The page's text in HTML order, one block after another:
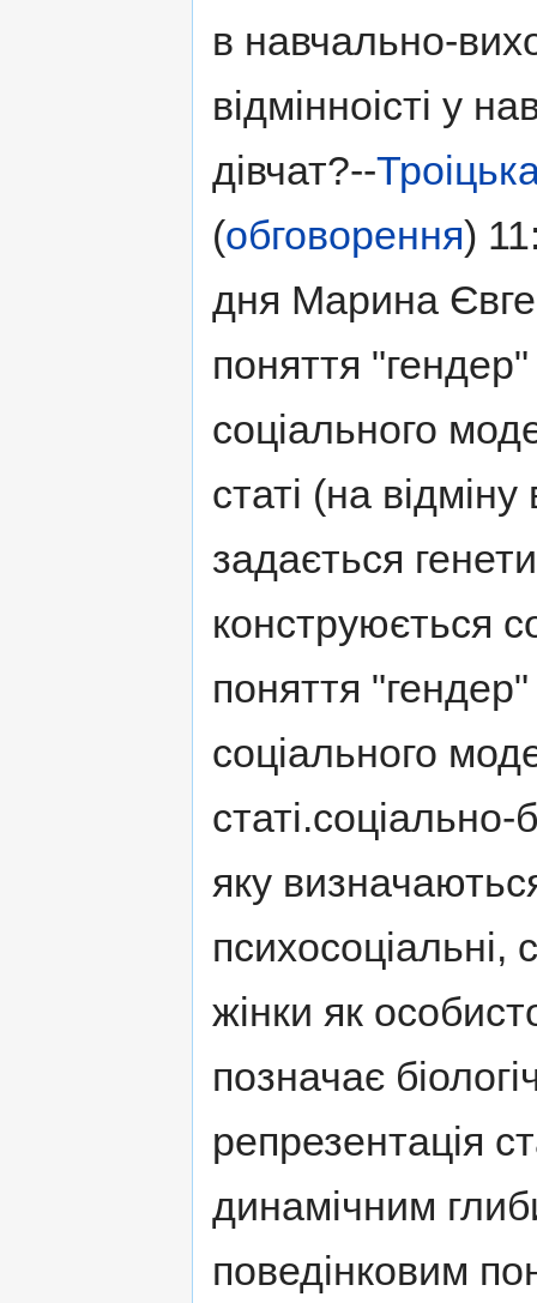
в навчально-
відмінноісті у
дівчат?--
(обговорення)
дня Марина
поняття
соціального
статі (на відміну
задається
конструюється
поняття
соціального
яку
психосоціальні,
жінки як
позначає
репрезентація
динамічним
поведінковим